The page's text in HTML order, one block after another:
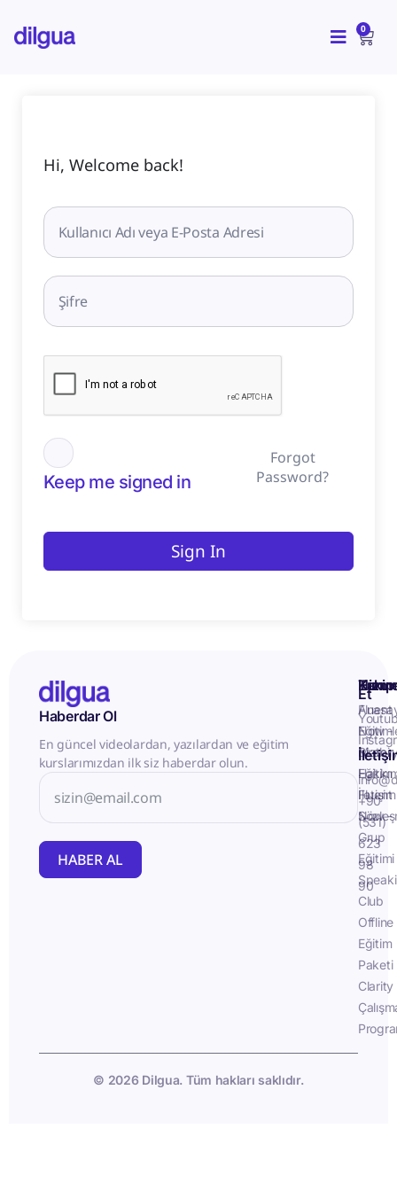
atla
0
Hi, Welcome back!
Keep me signed in
Forgot
Password?
Sign In
Haberdar Ol
En güncel videolardan, yazılardan ve eğitim
kurslarımızdan ilk siz haberdar olun.
HABER AL
İletişim
Fluent
Now -
Birebir
Eğitim
Fluent
Now -
Grup
Eğitimi
Club
Offline
Eğitim
Paketi
Clarity
Takip
Et
+90
(531)
623
98
90
© 2026 Dilgua. Tüm hakları saklıdır.